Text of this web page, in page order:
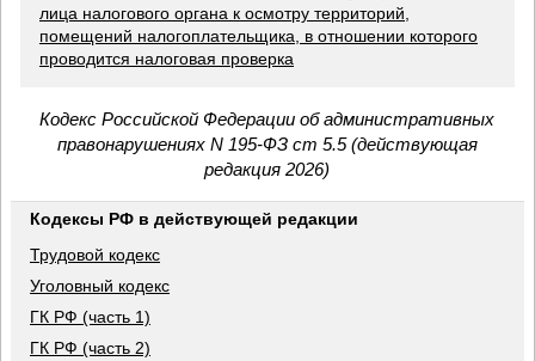
лица налогового органа к осмотру территорий,
помещений налогоплательщика, в отношении которого
проводится налоговая проверка
Кодекс Российской Федерации об административных
правонарушениях N 195-ФЗ ст 5.5 (действующая
редакция 2026)
Кодексы РФ в действующей редакции
Трудовой кодекс
Уголовный кодекс
ГК РФ (часть 1)
ГК РФ (часть 2)